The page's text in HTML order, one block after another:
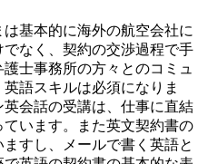
基本的に海外の航空会社に
なく、契約の交渉過程で手
士事務所の方々とのコミュ
語スキルは必須になりま
会話の受講は、仕事に直結
います。また英文契約書の
すし、メールで書く英語と